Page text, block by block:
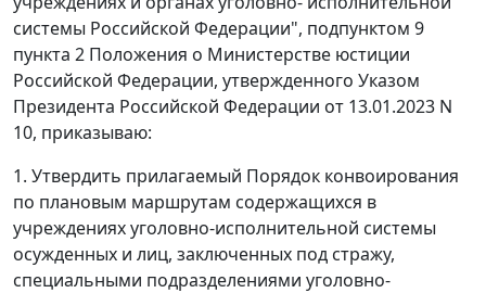
системы Российской Федерации", подпунктом 9
пункта 2 Положения о Министерстве юстиции
Российской Федерации, утвержденного Указом
Президента Российской Федерации от 13.01.2023 N
10, приказываю:
1. Утвердить прилагаемый Порядок конвоирования
по плановым маршрутам содержащихся в
учреждениях уголовно-исполнительной системы
осужденных и лиц, заключенных под стражу,
специальными подразделениями уголовно-